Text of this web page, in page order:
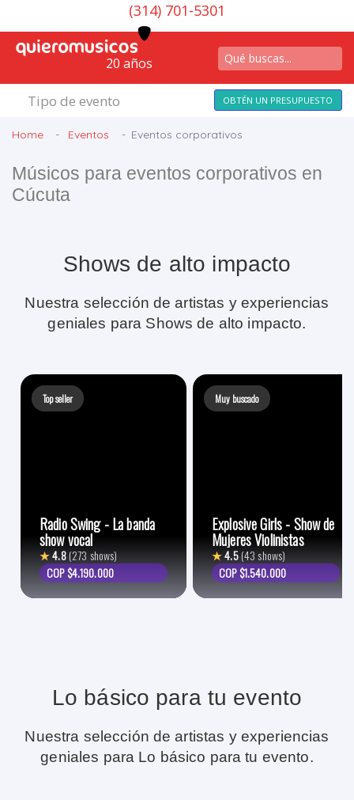
(314) 701-5301
20 años
Tipo de evento OBTÉN UN PRESUPUESTO
Home Eventos Eventos corporativos
Músicos para eventos corporativos en
Cúcuta
Shows de alto impacto
Nuestra selección de artistas y experiencias
geniales para Shows de alto impacto.
Top seller
Radio Swing - La banda
show vocal
★4.8(273 shows)
COP $4.190.000
Muy buscado
Explosive Girls - Show de
Mujeres Violinistas
★4.5(43 shows)
COP $1.540.000
Lo básico para tu evento
Nuestra selección de artistas y experiencias
geniales para Lo básico para tu evento.